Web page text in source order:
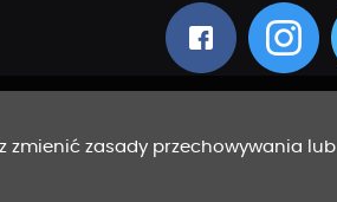
zmienić zasady przechowywania lub